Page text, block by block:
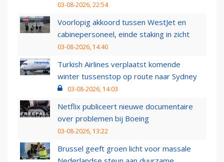
03-08-2026, 22:54
Voorlopig akkoord tussen WestJet en
cabinepersoneel, einde staking in zicht
03-08-2026, 14:40
Turkish Airlines verplaatst komende
winter tussenstop op route naar Sydney
03-08-2026, 14:03
Netflix publiceert nieuwe documentaire
over problemen bij Boeing
03-08-2026, 13:22
Brussel geeft groen licht voor massale